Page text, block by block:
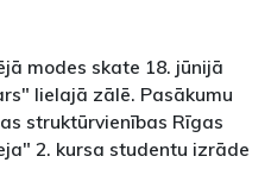
modes skate 18. jūnijā
lielajā zālē. Pasākumu
struktūrvienības Rīgas
2. kursa studentu izrāde